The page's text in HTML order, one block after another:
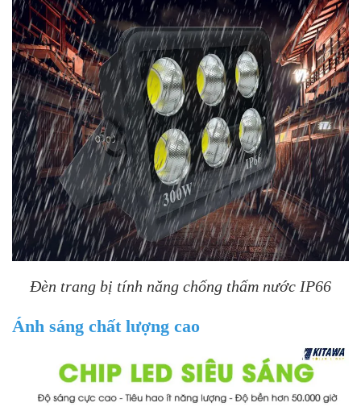
Đèn trang bị tính năng chống thấm nước IP66
Ánh sáng chất lượng cao